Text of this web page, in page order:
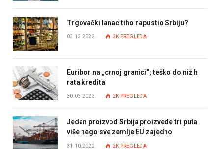
Trgovački lanac tiho napustio Srbiju?
03.12.2022. 3K PREGLEDA
Euribor na „crnoj granici“; teško do nižih
rata kredita
30.03.2023. 2K PREGLEDA
Jedan proizvod Srbija proizvede tri puta
više nego sve zemlje EU zajedno
31.10.2022. 2K PREGLEDA